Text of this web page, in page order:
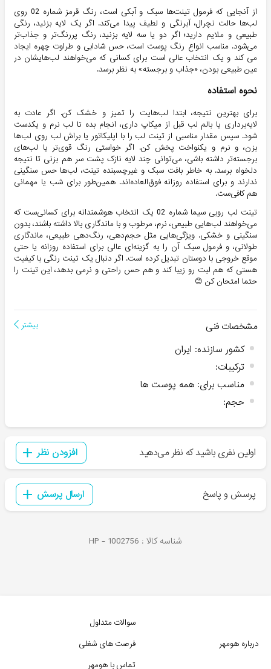
از آنجایی که فرمول تینت‌ها سبک و آبکی است، رنگ قرمز شماره 02 روی
لب‌ها حالت نچرال، آبرنگی و لطیف پیدا می‌کند. اگر یک لایه بزنید، رنگی
طبیعی و ملایم دارید؛ اگر دو یا سه لایه بزنید، رنگ پررنگ‌تر و جذاب‌تر
می‌شود. مناسب انواع رنگ پوست است، حس شادابی و طراوت چهره ایجاد
می کند و یک انتخاب عالی است برای کسانی که می‌خواهند لب‌هایشان در
عین طبیعی بودن، «جذاب و برجسته» به نظر برسد.
نحوه استفاده
برای بهترین نتیجه، ابتدا لب‌هایت را تمیز و خشک کن. اگر عادت به
لایه‌برداری یا بالم لب قبل از میکاپ داری، انجام بده تا لب نرم و یکدست
شود. سپس مقدار مناسبی از تینت لب را با اپلیکاتور یا براش لب روی لب‌ها
بزن، و نرم و یکنواخت پخش کن. اگر خواستی رنگ قوی‌تر یا لب‌های
برجسته‌تر داشته باشی، می‌توانی چند لایه نازک پشت سر هم بزنی تا نتیجه
دلخواه برسد. به خاطر بافت سبک و غیرچسبنده تینت، لب‌ها حس سنگینی
ندارند و برای استفاده روزانه فوق‌العاده‌اند. همین‌طور برای شب یا مهمانی
هم کافی‌ست.
تینت لب روبی سیما شماره 02 یک انتخاب هوشمندانه برای کسانی‌ست که
می‌خواهند لب‌هایی طبیعی، نرم، مرطوب و با ماندگاری بالا داشته باشند، بدون
سنگینی و خشکی. ویژگی‌هایی مثل حجم‌دهی، رنگ‌دهی طبیعی، ماندگاری
طولانی، و فرمول سبک آن را به گزینه‌ای عالی برای استفاده روزانه یا حتی
موقع خروجی با دوستان تبدیل کرده است. اگر دنبال یک تینت رنگی با کیفیت
هستی که هم لبت رو زیبا کند و هم حس راحتی و نرمی بدهد، این تینت را
حتما امتحان کن 😊
مشخصات فنی بیشتر
کشور سازنده: ایران
ترکیبات:
مناسب برای: همه پوست ها
حجم:
اولین نفری باشید که نظر می‌دهید افزودن نظر
پرسش و پاسخ ارسال پرسش
شناسه کالا : HP - 1002756
درباره هومهر
سوالات متداول
فرصت های شغلی
تماس با هومهر